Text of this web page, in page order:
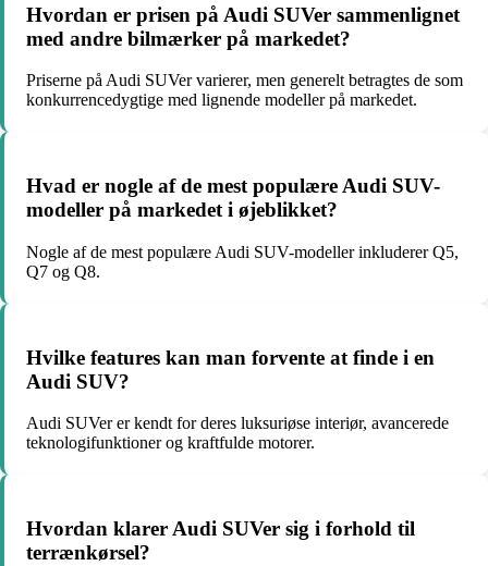
Hvordan er prisen på Audi SUVer sammenlignet
med andre bilmærker på markedet?
Priserne på Audi SUVer varierer, men generelt betragtes de som
konkurrencedygtige med lignende modeller på markedet.
Hvad er nogle af de mest populære Audi SUV-
modeller på markedet i øjeblikket?
Nogle af de mest populære Audi SUV-modeller inkluderer Q5,
Q7 og Q8.
Hvilke features kan man forvente at finde i en
Audi SUV?
Audi SUVer er kendt for deres luksuriøse interiør, avancerede
teknologifunktioner og kraftfulde motorer.
Hvordan klarer Audi SUVer sig i forhold til
terrænkørsel?